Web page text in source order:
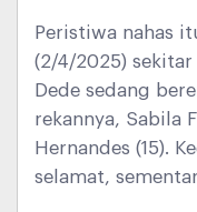
Peristiwa nahas
(2/4/2025)
Dede sedang
rekannya, Sabila
Hernandes (15).
selamat,